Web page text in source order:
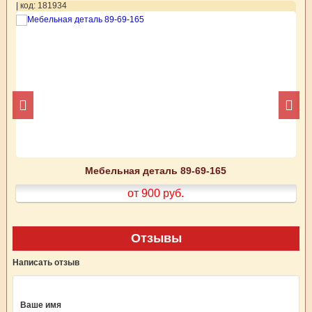
| код: 181934
Мебельная деталь 89-69-165
от 900 руб.
Отзывы
Написать отзыв
Ваше имя